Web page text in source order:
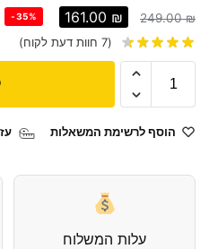
249.00₪
161.00 ₪
-35%
(
7 חוות דעת לקוח)
הוסף לרשימת המשאלות
עלות המשלוח